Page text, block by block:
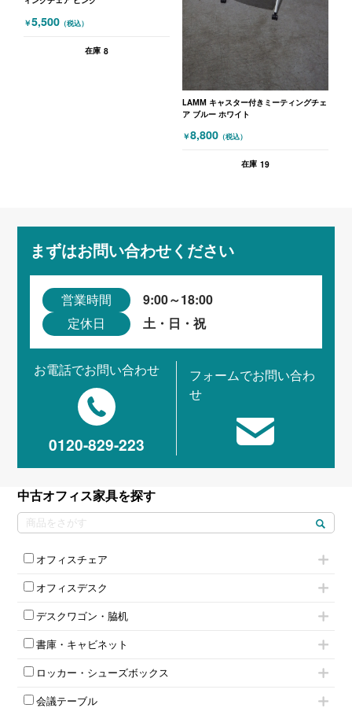
￥5,500 （税込）
在庫 8
LAMM キャスター付きミーティングチェ
ア ブルー ホワイト
￥8,800 （税込）
在庫 19
まずはお問い合わせください
営業時間 9:00～18:00
定休日 土・日・祝
お電話でお問い合わせ
0120-829-223
フォームでお問い合わ
せ
中古オフィス家具を探す
オフィスチェア
肘付きチェア
肘無しチェア
役員チェア
オフィスチェアその他
オフィスデスク
片袖机
フリーアドレスデスク（ベンチデスク）
昇降デスク
両袖机
デスクワゴン・脇机
インワゴン2段
インワゴン3段
脇机
書庫・キャビネット
ハイキャビネット
ローキャビネット
両開きキャビネット
ロッカー・シューズボックス
1人用ロッカー
会議テーブル